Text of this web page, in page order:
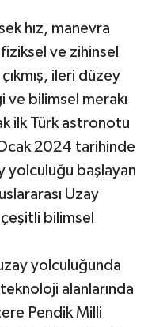
hız, manevra
ve zihinsel
çıkmış, ileri düzey
ve bilimsel merakı
ilk Türk astronotu
2024 tarihinde
yolculuğu başlayan
Uzay
bilimsel
yolculuğunda
alanlarında
Pendik Milli